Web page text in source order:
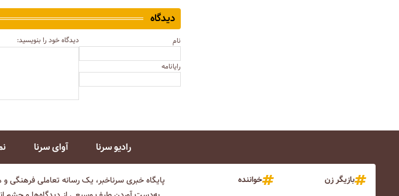
دیدگاه
نام
رایانامه
دیدگاه خود را بنویسید:
رادیو سرنا آوای سرنا
بازیگر زن
خواننده
پایگاه خبری سرناخبر، یک رسانه تعاملی